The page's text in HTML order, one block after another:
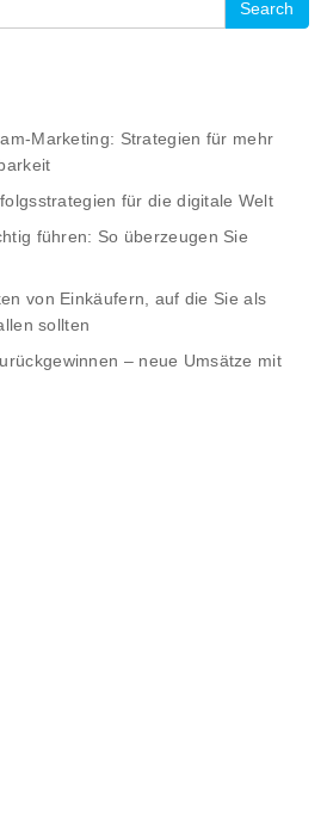
Marketing: Strategien für mehr
für die digitale Welt
führen: So überzeugen Sie
von Einkäufern, auf die Sie als
sollten
– neue Umsätze mit